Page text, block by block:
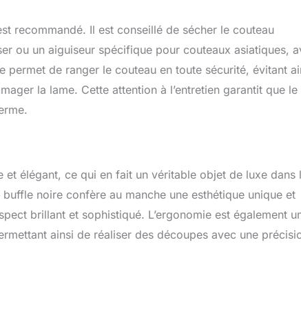
recommandé. Il est conseillé de sécher le couteau
ou un aiguiseur spécifique pour couteaux asiatiques,
permet de ranger le couteau en toute sécurité, évitant
la lame. Cette attention à l’entretien garantit que le
élégant, ce qui en fait un véritable objet de luxe dans
noire confère au manche une esthétique unique et
brillant et sophistiqué. L’ergonomie est également
ainsi de réaliser des découpes avec une